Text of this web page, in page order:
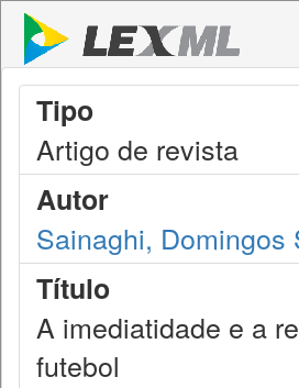
Tipo
Artigo de revista
Autor
Sainaghi, Domingos
Título
A imediatidade e a
futebol